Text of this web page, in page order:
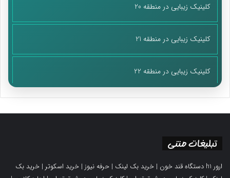
کلینیک زیبایی در منطقه 20
کلینیک زیبایی در منطقه 21
کلینیک زیبایی در منطقه 22
تبلیغات متنی
ارور h1 دستگاه قند خون | خرید بک لینک | حرفه نیوز | خرید اسکوتر | خرید بک